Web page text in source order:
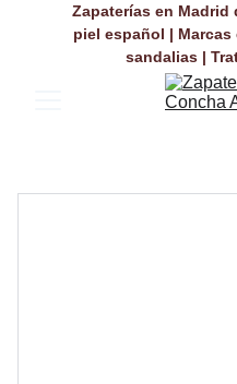
Zapaterías en Madrid
piel español |
sandalias |